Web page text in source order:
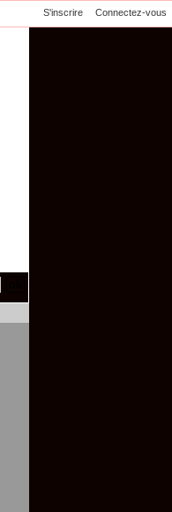
Connectez-vous
S'inscrire